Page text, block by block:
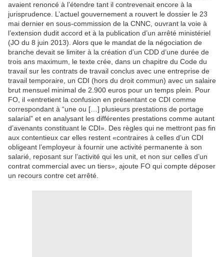
avaient renoncé à l’étendre tant il contrevenait encore à la
jurisprudence. L’actuel gouvernement a rouvert le dossier le 23
mai dernier en sous-commission de la CNNC, ouvrant la voie à
l’extension dudit accord et à la publication d’un arrêté ministériel
(JO du 8 juin 2013). Alors que le mandat de la négociation de
branche devait se limiter à la création d’un CDD d’une durée de
trois ans maximum, le texte crée, dans un chapitre du Code du
travail sur les contrats de travail conclus avec une entreprise de
travail temporaire, un CDI (hors du droit commun) avec un salaire
brut mensuel minimal de 2.900 euros pour un temps plein. Pour
FO, il «entretient la confusion en présentant ce CDI comme
correspondant à “une ou […] plusieurs prestations de portage
salarial” et en analysant les différentes prestations comme autant
d’avenants constituant le CDI». Des règles qui ne mettront pas fin
aux contentieux car elles restent «contraires à celles d’un CDI
obligeant l’employeur à fournir une activité permanente à son
salarié, reposant sur l’activité qui les unit, et non sur celles d’un
contrat commercial avec un tiers», ajoute FO qui compte déposer
un recours contre cet arrêté.